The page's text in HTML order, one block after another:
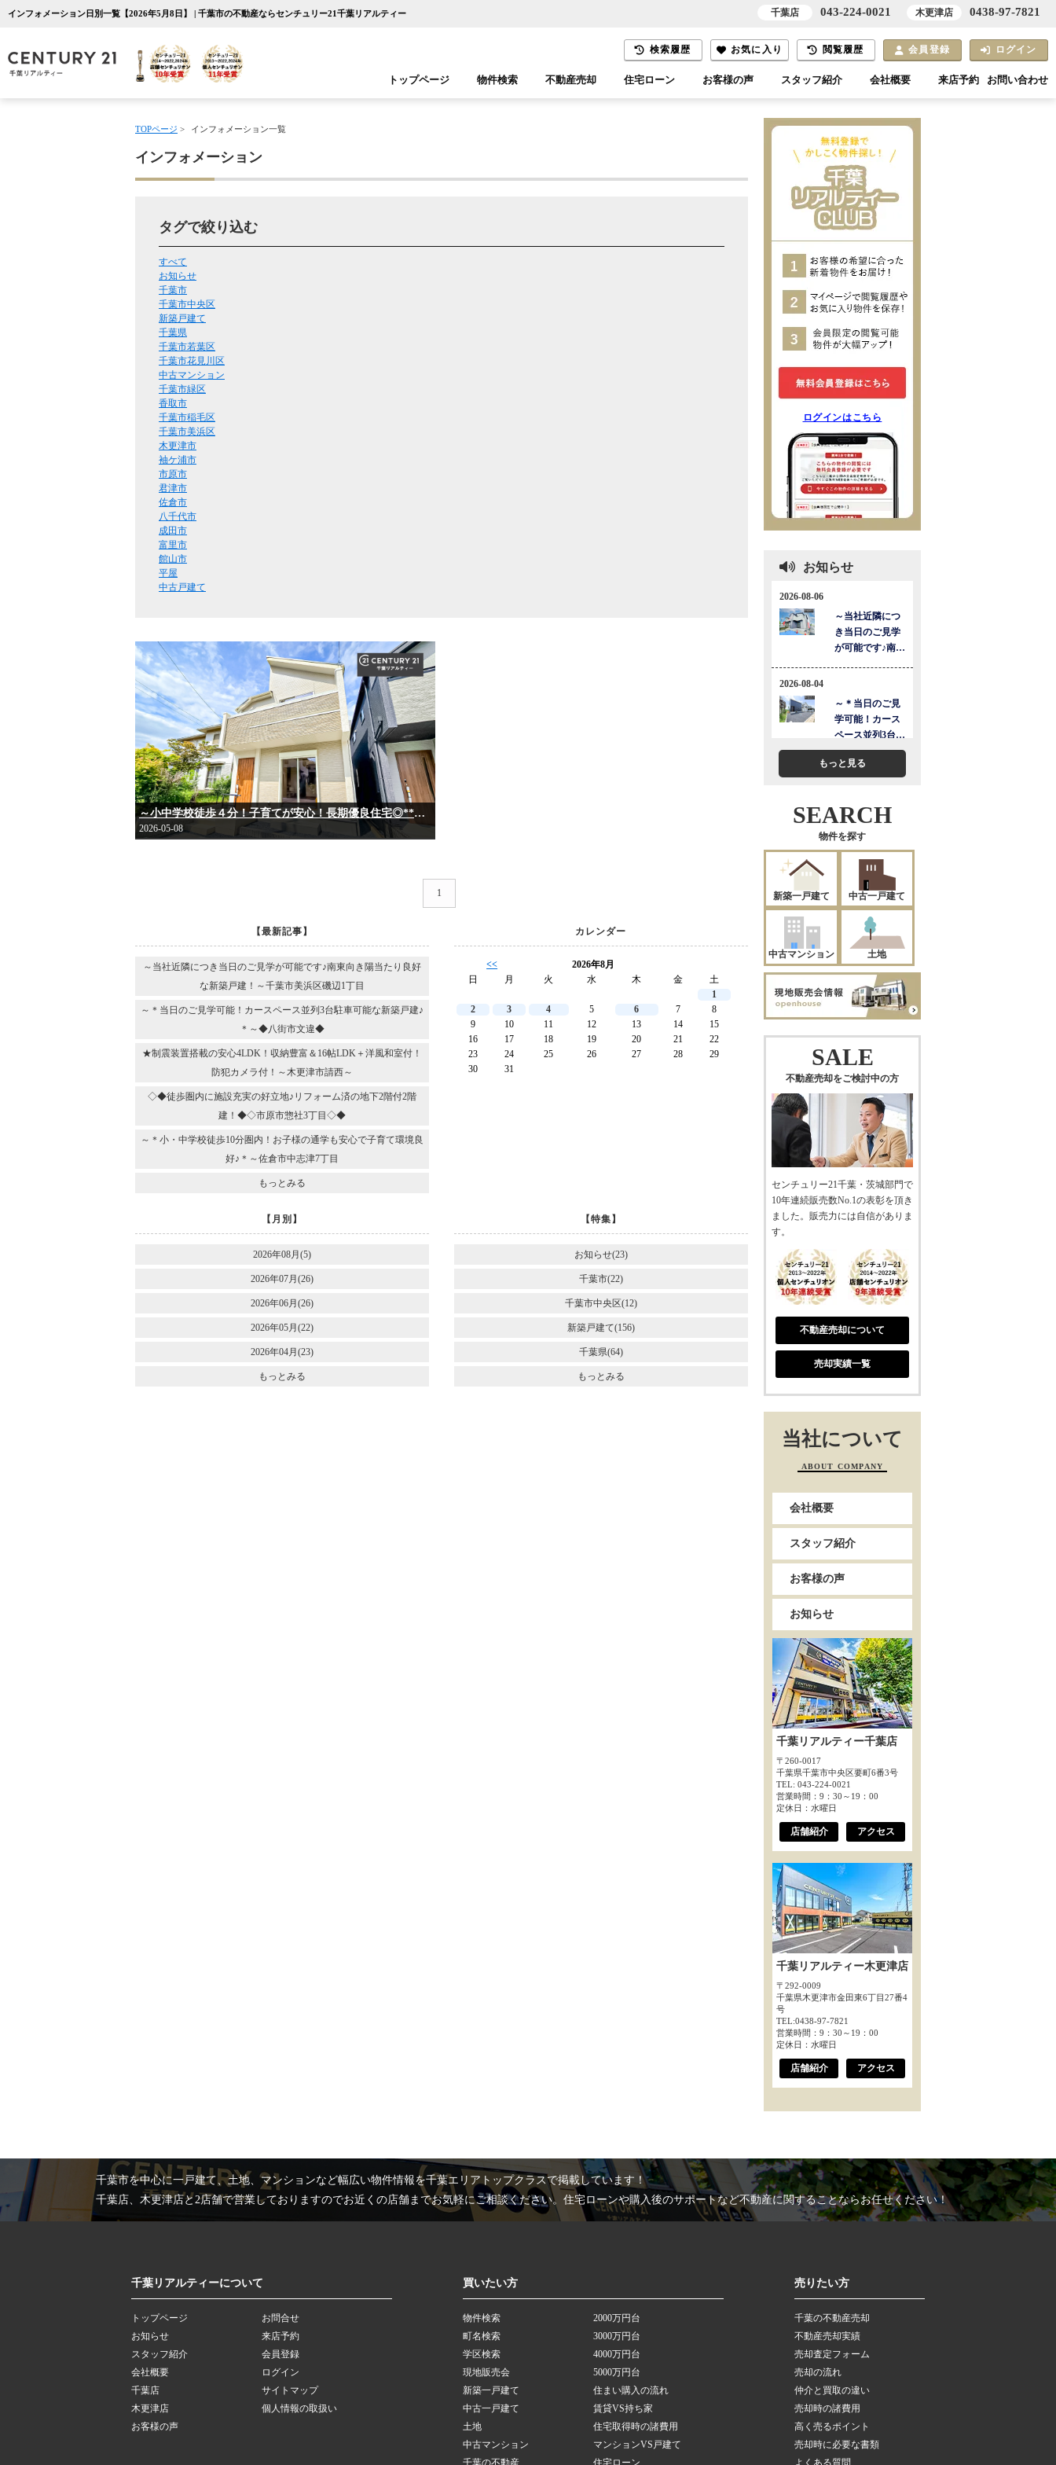
インフォメーション日別一覧【2026年5月8日】 | 千葉市の不動産ならセンチュリー21千葉リアルティー
検索履歴 お気に入り 閲覧履歴 会員登録 ログイン
トップページ 物件検索 不動産売却 住宅ローン お客様の声 スタッフ紹介 会社概要 来店予約 お問い合わせ
TOPページ > インフォメーション一覧
インフォメーション
タグで絞り込む
すべて
お知らせ
千葉市
千葉市中央区
新築戸建て
千葉県
千葉市若葉区
千葉市花見川区
中古マンション
千葉市緑区
香取市
千葉市稲毛区
千葉市美浜区
木更津市
袖ケ浦市
市原市
君津市
佐倉市
八千代市
成田市
富里市
館山市
平屋
中古戸建て
～小中学校徒歩４分！子育てが安心！長期優良住宅◎**～千葉市花見川区さつきが丘２丁目
2026-05-08
1
【最新記事】
～当社近隣につき当日のご見学が可能です♪南東向き陽当たり良好
な新築戸建！～千葉市美浜区磯辺1丁目
～＊当日のご見学可能！カースペース並列3台駐車可能な新築戸建♪
＊～◆八街市文違◆
★制震装置搭載の安心4LDK！収納豊富＆16帖LDK＋洋風和室付！
防犯カメラ付！～木更津市請西～
◇◆徒歩圏内に施設充実の好立地♪リフォーム済の地下2階付2階
建！◆◇市原市惣社3丁目◇◆
～＊小・中学校徒歩10分圏内！お子様の通学も安心で子育て環境良
好♪＊～佐倉市中志津7丁目
もっとみる
カレンダー
<<
2026年8月
日
月 火 水 木 金
土
1
2
3 4 5 6 7
8
9
10 11 12 13 14
15
16
17 18 19 20 21
22
23
24 25 26 27 28
29
30
31
【月別】
2026年08月(5)
2026年07月(26)
2026年06月(26)
2026年05月(22)
2026年04月(23)
もっとみる
【特集】
お知らせ(23)
千葉市(22)
千葉市中央区(12)
新築戸建て(156)
千葉県(64)
もっとみる
ログインはこちら
お知らせ
もっと見る
SEARCH
物件を探す
新築一戸建て 中古一戸建て
中古マンション 土地
SALE
不動産売却をご検討中の方
センチュリー21千葉・茨城部門で
10年連続販売数No.1の表彰を頂き
ました。販売力には自信がありま
す。
不動産売却について
売却実績一覧
当社について
ABOUT COMPANY
会社概要
スタッフ紹介
お客様の声
お知らせ
千葉リアルティー千葉店
〒260-0017
千葉県千葉市中央区要町6番3号
TEL: 043-224-0021
営業時間：9：30～19：00
定休日：水曜日
店舗紹介 アクセス
千葉リアルティー木更津店
〒292-0009
千葉県木更津市金田東6丁目27番4
号
TEL:0438-97-7821
営業時間：9：30～19：00
定休日：水曜日
店舗紹介 アクセス
千葉市を中心に一戸建て、土地、マンションなど幅広い物件情報を千葉エリアトップクラスで掲載しています！
千葉店、木更津店と2店舗で営業しておりますのでお近くの店舗までお気軽にご相談ください。住宅ローンや購入後のサポートなど不動産に関することならお任せください！
千葉リアルティーについて
トップページ
お知らせ
スタッフ紹介
会社概要
千葉店
木更津店
お客様の声
お問合せ
来店予約
会員登録
ログイン
サイトマップ
個人情報の取扱い
買いたい方
物件検索
町名検索
学区検索
現地販売会
新築一戸建て
中古一戸建て
土地
中古マンション
千葉の不動産
2000万円台
3000万円台
4000万円台
5000万円台
住まい購入の流れ
賃貸VS持ち家
住宅取得時の諸費用
マンションVS戸建て
住宅ローン
売りたい方
千葉の不動産売却
不動産売却実績
売却査定フォーム
売却の流れ
仲介と買取の違い
売却時の諸費用
高く売るポイント
売却時に必要な書類
よくある質問
千葉店 043-224-0021 木更津店 0438-97-7821